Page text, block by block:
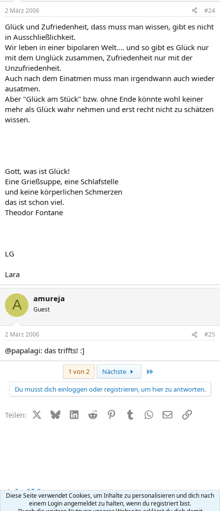
2 März 2006 #24
Glück und Zufriedenheit, dass muss man wissen, gibt es nicht
in Ausschließlichkeit.
Wir leben in einer bipolaren Welt.... und so gibt es Glück nur
mit dem Unglück zusammen, Zufriedenheit nur mit der
Unzufriedenheit.
Auch nach dem Einatmen muss man irgendwann auch wieder
ausatmen.
Aber "Glück am Stück" bzw. ohne Ende könnte wohl keiner
mehr als Glück wahr nehmen und erst recht nicht zu schätzen
wissen.
Gott, was ist Glück!
Eine Grießsuppe, eine Schlafstelle
und keine körperlichen Schmerzen
das ist schon viel.
Theodor Fontane
LG
Lara
A amureja
Guest
2 März 2006 #25
@papalagi: das triffts! :]
1 von 2 Nächste
Du musst dich einloggen oder registrieren, um hier zu antworten.
Teilen: X (Twitter)
BlueskyLinkedIn
Reddit PinterestTumblr WhatsApp
E-MailLink
Small Talk
Diese Seite verwendet Cookies, um Inhalte zu personalisieren und dich nach
einem Login angemeldet zu halten, wenn du registriert bist.